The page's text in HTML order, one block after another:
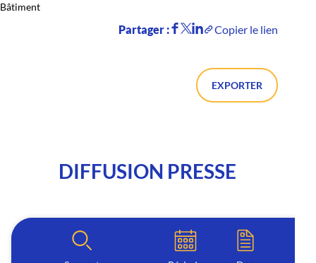
Bâtiment
Partager : Copier le lien
EXPORTER
DIFFUSION PRESSE